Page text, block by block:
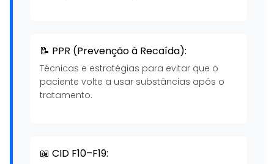
📝 PPR (Prevenção à Recaída):
Técnicas e estratégias para evitar que o
paciente volte a usar substâncias após o
tratamento.
📖 CID F10–F19: